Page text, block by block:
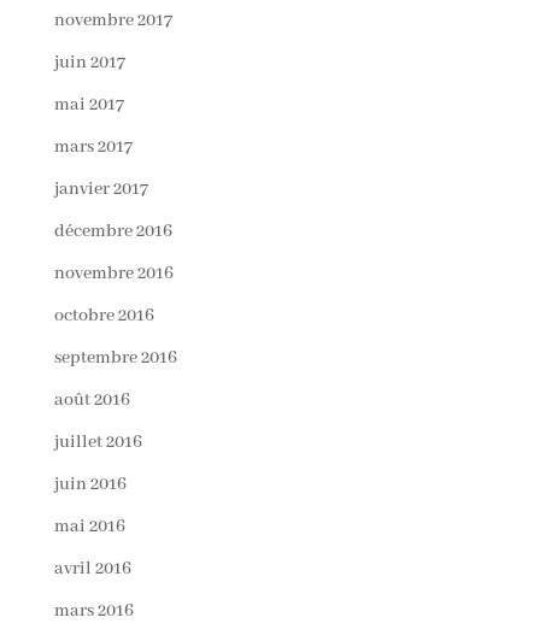
novembre 2017
juin 2017
mai 2017
mars 2017
janvier 2017
décembre 2016
novembre 2016
octobre 2016
septembre 2016
août 2016
juillet 2016
juin 2016
mai 2016
avril 2016
mars 2016